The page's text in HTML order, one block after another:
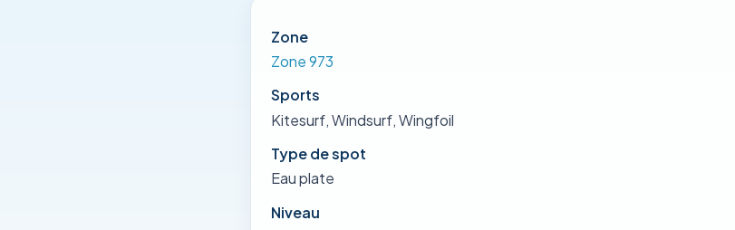
Zone
Zone 973
Sports
Kitesurf, Windsurf, Wingfoil
Type de spot
Eau plate
Niveau